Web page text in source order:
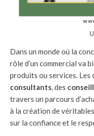
Dans un monde où la
rôle d’un commercial va
produits ou services. Les
consultants , des
travers un parcours
à la création de
sur la confiance et le